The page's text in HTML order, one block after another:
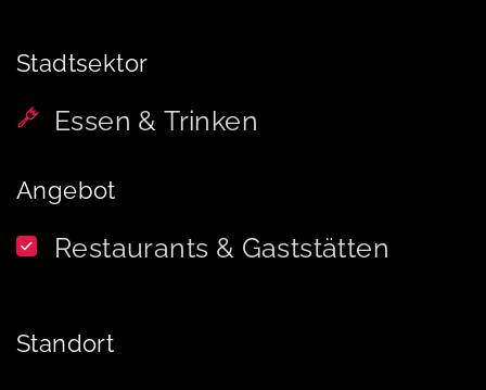
Stadtsektor
Essen & Trinken
Angebot
Restaurants & Gaststätten
Standort